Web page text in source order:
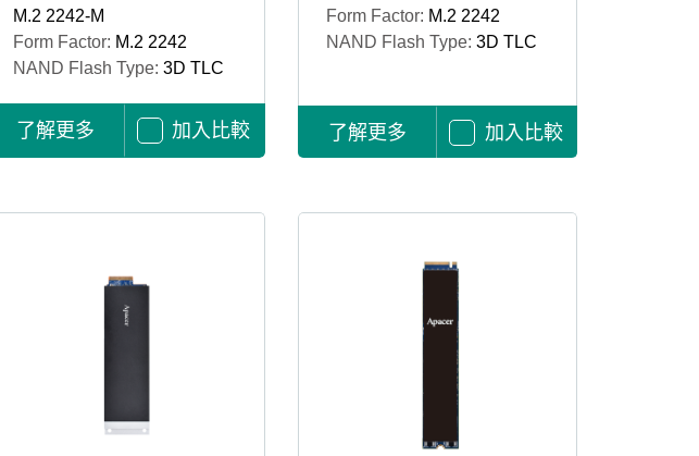
M.2 2242-M
Form Factor: M.2 2242
NAND Flash Type: 3D TLC
了解更多 加入比較
Form Factor: M.2 2242
NAND Flash Type: 3D TLC
了解更多 加入比較